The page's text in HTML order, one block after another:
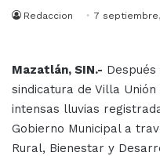
Redaccion 7
Mazatlán, SIN.-
sindicatura de Villa
intensas lluvias
Gobierno Municipal a
Rural, Bienestar y